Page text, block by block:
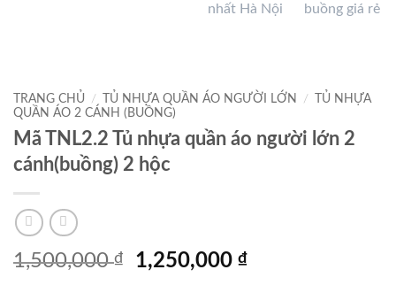
TRANG CHỦ / TỦ NHỰA QUẦN ÁO NGƯỜI LỚN /
TỦ NHỰA
QUẦN ÁO 2 CÁNH (BUỒNG)
Mã TNL2.2 Tủ nhựa quần áo người lớn 2
cánh(buồng) 2 hộc
1,500,000₫
Giá
1,250,000₫Giá